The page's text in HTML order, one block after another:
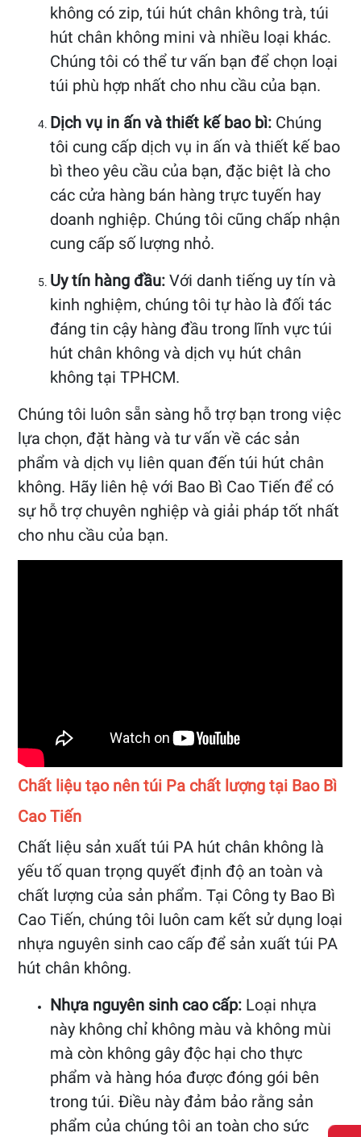
không có zip, túi hút chân không trà, túi
hút chân không mini và nhiều loại khác.
Chúng tôi có thể tư vấn bạn để chọn loại
túi phù hợp nhất cho nhu cầu của bạn.
Dịch vụ in ấn và thiết kế bao bì: Chúng
tôi cung cấp dịch vụ in ấn và thiết kế bao
bì theo yêu cầu của bạn, đặc biệt là cho
các cửa hàng bán hàng trực tuyến hay
doanh nghiệp. Chúng tôi cũng chấp nhận
cung cấp số lượng nhỏ.
Uy tín hàng đầu: Với danh tiếng uy tín và
kinh nghiệm, chúng tôi tự hào là đối tác
đáng tin cậy hàng đầu trong lĩnh vực túi
hút chân không và dịch vụ hút chân
không tại TPHCM.
Chúng tôi luôn sẵn sàng hỗ trợ bạn trong việc
lựa chọn, đặt hàng và tư vấn về các sản
phẩm và dịch vụ liên quan đến túi hút chân
không. Hãy liên hệ với Bao Bì Cao Tiến để có
sự hỗ trợ chuyên nghiệp và giải pháp tốt nhất
cho nhu cầu của bạn.
Chất liệu tạo nên túi Pa chất lượng tại Bao Bì
Cao Tiến
Chất liệu sản xuất túi PA hút chân không là
yếu tố quan trọng quyết định độ an toàn và
chất lượng của sản phẩm. Tại Công ty Bao Bì
Cao Tiến, chúng tôi luôn cam kết sử dụng loại
nhựa nguyên sinh cao cấp để sản xuất túi PA
hút chân không.
Nhựa nguyên sinh cao cấp: Loại nhựa
này không chỉ không màu và không mùi
mà còn không gây độc hại cho thực
phẩm và hàng hóa được đóng gói bên
trong túi. Điều này đảm bảo rằng sản
phẩm của chúng tôi an toàn cho sức